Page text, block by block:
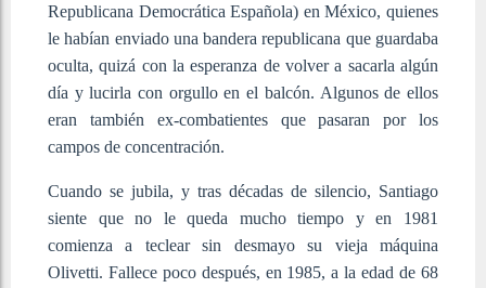
Republicana Democrática Española) en México, quienes
le habían enviado una bandera republicana que guardaba
oculta, quizá con la esperanza de volver a sacarla algún
día y lucirla con orgullo en el balcón. Algunos de ellos
eran también ex-combatientes que pasaran por los
campos de concentración.
Cuando se jubila, y tras décadas de silencio, Santiago
siente que no le queda mucho tiempo y en 1981
comienza a teclear sin desmayo su vieja máquina
Olivetti. Fallece poco después, en 1985, a la edad de 68